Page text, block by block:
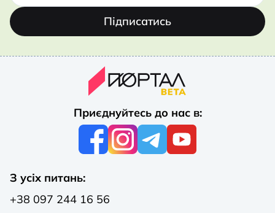
Підписатись
Приєднуйтесь до нас в:
З усіх питань:
+38 097 244 16 56